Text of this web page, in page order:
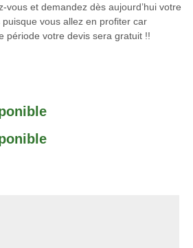
vous et demandez dès aujourd’hui votre
vous allez en profiter car
période votre devis sera gratuit !!